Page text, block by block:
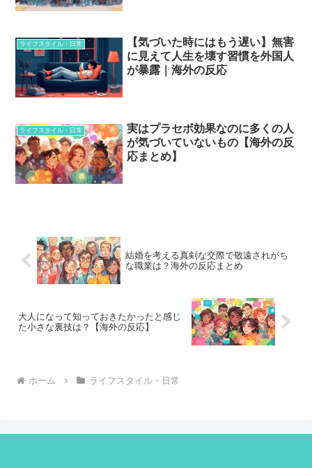
ライフスタイル・日常
【気づいた時にはもう遅い】無害
に見えて人生を壊す習慣を外国人
が暴露｜海外の反応
ライフスタイル・日常
実はプラセボ効果なのに多くの人
が気づいていないもの【海外の反
応まとめ】
結婚を考える真剣な交際で敬遠されがち
な職業は？海外の反応まとめ
大人になって知っておきたかったと感じ
た小さな裏技は？【海外の反応】
ホーム ライフスタイル・日常